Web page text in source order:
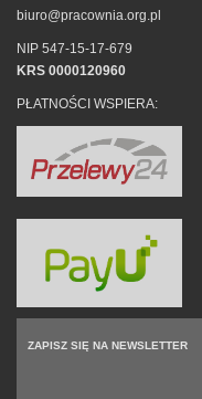
biuro@pracownia.org.pl
NIP 547-15-17-679
KRS 0000120960
PŁATNOŚCI WSPIERA:
ZAPISZ SIĘ NA NEWSLETTER